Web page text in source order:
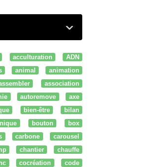
acculturation
ADN
animal
animation
association
autoremove
axe
bien-être
bilan
bouton
box
carbone
carousel
chantier
chauffe
cocréation
code